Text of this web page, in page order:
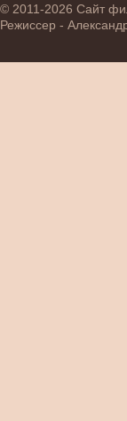
© 2011-2026 Сайт
Режиссер -